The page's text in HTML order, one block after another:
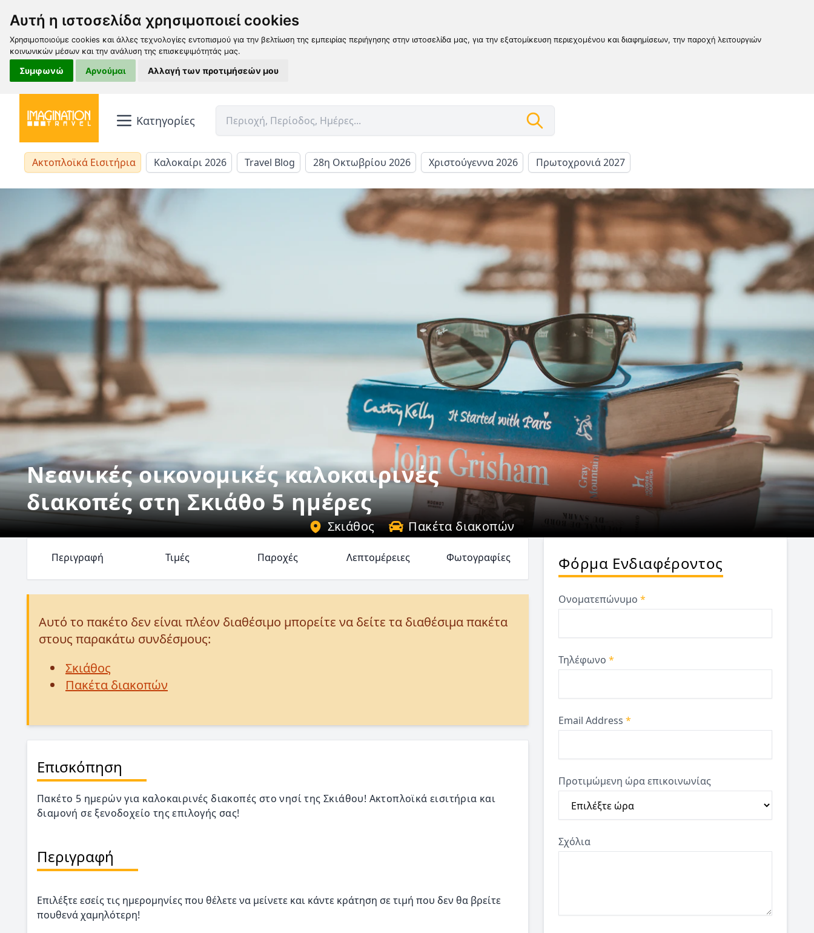
Αυτή η ιστοσελίδα χρησιμοποιεί cookies
Χρησιμοποιούμε cookies και άλλες τεχνολογίες εντοπισμού για την βελτίωση της εμπειρίας περιήγησης στην ιστοσελίδα μας, για την εξατομίκευση περιεχομένου και διαφημίσεων, την παροχή λειτουργιών
κοινωνικών μέσων και την ανάλυση της επισκεψιμότητάς μας.
Συμφωνώ Αρνούμαι Αλλαγή των προτιμήσεών μου
Κατηγορίες
Ακτοπλοϊκά Εισιτήρια Καλοκαίρι 2026 Travel Blog 28η Οκτωβρίου 2026 Χριστούγεννα 2026 Πρωτοχρονιά 2027
Νεανικές οικονομικές καλοκαιρινές
διακοπές στη Σκιάθο 5 ημέρες
Σκιάθος Πακέτα διακοπών
Περιγραφή Τιμές Παροχές Λεπτομέρειες Φωτογραφίες
Αυτό το πακέτο δεν είναι πλέον διαθέσιμο μπορείτε να δείτε τα διαθέσιμα πακέτα
στους παρακάτω συνδέσμους:
Σκιάθος
Πακέτα διακοπών
Επισκόπηση
Πακέτο 5 ημερών για καλοκαιρινές διακοπές στο νησί της Σκιάθου! Ακτοπλοϊκά εισιτήρια και
διαμονή σε ξενοδοχείο της επιλογής σας!
Περιγραφή
Επιλέξτε εσείς τις ημερομηνίες που θέλετε να μείνετε και κάντε κράτηση σε τιμή που δεν θα βρείτε
πουθενά χαμηλότερη!
Φόρμα Ενδιαφέροντος
Ονοματεπώνυμο*
Τηλέφωνο*
Email Address*
Προτιμώμενη ώρα επικοινωνίας
Σχόλια